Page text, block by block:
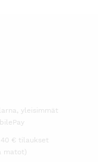
yleisimmät
€ tilaukset
matot)